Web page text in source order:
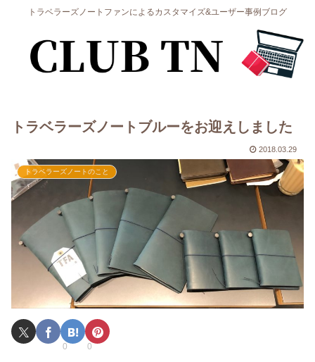
トラベラーズノートファンによるカスタマイズ&ユーザー事例ブログ
トラベラーズノートブルーをお迎えしました
2018.03.29
トラベラーズノートのこと
0 0